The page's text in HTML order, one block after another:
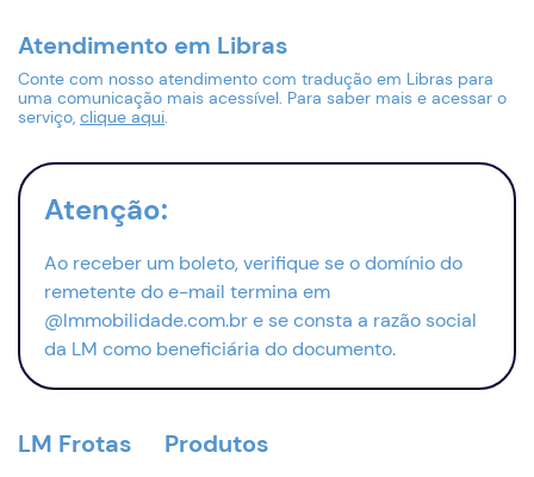
Atendimento em Libras
Conte com nosso atendimento com tradução em Libras para
uma comunicação mais acessível. Para saber mais e acessar o
serviço, clique aqui.
Atenção:
Ao receber um boleto, verifique se o domínio do
remetente doe-mail termina em
@lmmobilidade.com.br e se consta a razão social
da LM como beneficiária do documento.
LM Frotas Produtos